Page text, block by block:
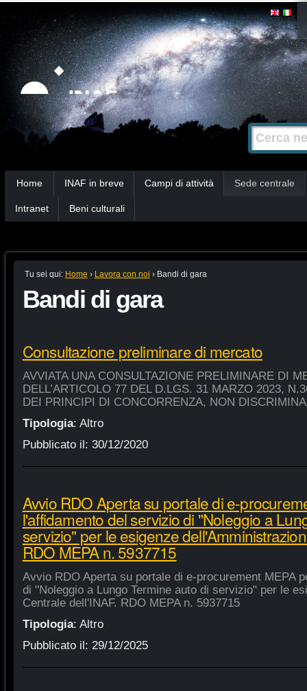
Strumenti
personali
Salta
contenuti.
|
Salta
alla
navigazione
Cerca nel
Ricerca
avanzata…
Home INAF in breve Campi di attività Sede centrale
Intranet Beni culturali
Tu sei qui: Home › Lavora con noi › Bandi di gara
Bandi di gara
Consultazione preliminare di mercato
AVVIATA UNA CONSULTAZIONE PRELIMINARE DI
DELL’ARTICOLO 77 DEL D.LGS. 31 MARZO 2023,
DEI PRINCIPI DI CONCORRENZA, NON
Tipologia: Altro
Pubblicato il: 30/12/2020
Avvio RDO Aperta su portale di e-
l'affidamento del servizio di "Noleggio a
servizio" per le esigenze
RDO MEPA n. 5937715
Avvio RDO Aperta su portale di e-procurement MEPA
di "Noleggio a Lungo Termine auto di servizio" per le
Centrale dell'INAF. RDO MEPA n. 5937715
Tipologia: Altro
Pubblicato il: 29/12/2025